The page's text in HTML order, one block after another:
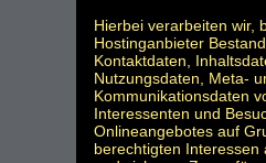
Hierbei verarbeiten wir,
Hostinganbieter
Kontaktdaten,
Nutzungsdaten, Meta-
Kommunikationsdaten
Interessenten und
Onlineangebotes auf
berechtigten Interessen